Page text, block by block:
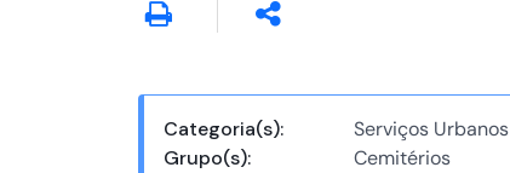
Categoria(s):
Serviços Urbanos
Grupo(s):
Cemitérios